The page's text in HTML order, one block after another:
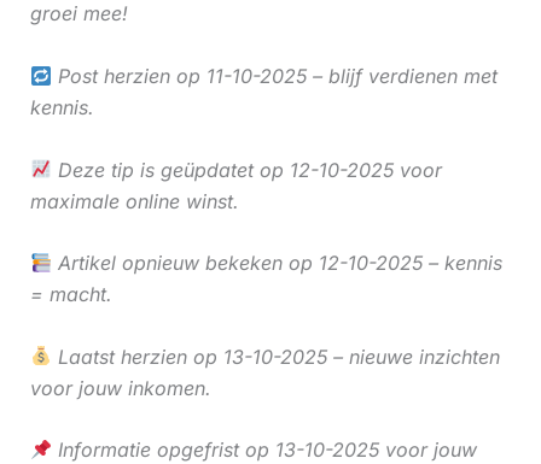
groei mee!
Post herzien op 11-10-2025 – blijf verdienen met
kennis.
Deze tip is geüpdatet op 12-10-2025 voor
maximale online winst.
Artikel opnieuw bekeken op 12-10-2025 – kennis
= macht.
Laatst herzien op 13-10-2025 – nieuwe inzichten
voor jouw inkomen.
Informatie opgefrist op 13-10-2025 voor jouw